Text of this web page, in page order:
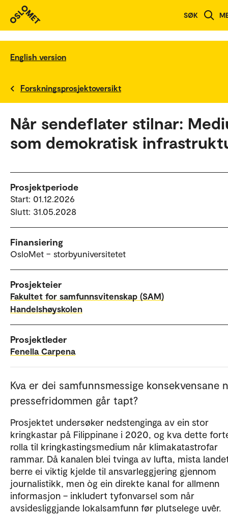
SØK
English version
Forskningsprosjektoversikt
Når sendeflater stilnar:
som demokratisk
Prosjektperiode
Start: 01.12.2026
Slutt: 31.05.2028
Finansiering
OsloMet – storbyuniversitetet
Prosjekteier
Fakultet for samfunnsvitenskap (SAM)
Handelshøyskolen
Prosjektleder
Fenella Carpena
Kva er dei samfunnsmessige konsekvensane
pressefridommen går tapt?
Prosjektet undersøker nedstenginga av ein stor
kringkastar på Filippinane i 2020, og kva dette
rolla til kringkastingsmedium når klimakatastrofar
rammar. Då kanalen blei tvinga av lufta, mista
berre ei viktig kjelde til ansvarleggjering gjennom
journalistikk, men òg ein direkte kanal for allmenn
informasjon – inkludert tyfonvarsel som når
avsidesliggjande lokalsamfunn før plutselege uvêr.